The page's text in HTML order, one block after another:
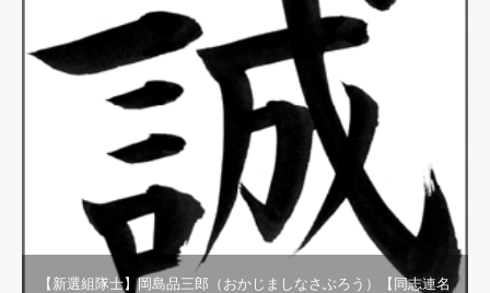
【新選組隊士】岡島品三郎（おかじましなさぶろう）【同志連名